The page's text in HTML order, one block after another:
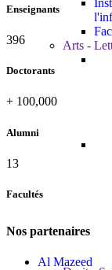
Arts -
Enseignants
420
Doctorants
+ 100,000
Alumni
13
Facultés
Nos partenaires
Al Mazeed